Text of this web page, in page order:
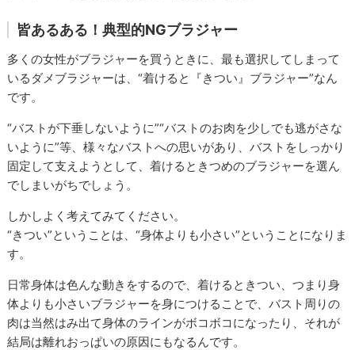
皆あるある！典型的NGブラジャー
多くの女性がブラジャーを買うときに、最も選択してしまって
いるダメブラジャーは、“着けると『きつい』ブラジャー”なん
です。
“バストが下垂しないように”“バストのお肉を少しでも逃がさな
いように”等、様々なバストへの思いがあり、バストをしっかり
固定して支えようとして、着けるときつめのブラジャーを選ん
でしまいがちでしょう。
しかしよく考えてみてください。
“きつい”ということは、“身体よりも小さい”ということになりま
す。
日常身体は色んな動きをするので、着けるときつい、つまり身
体よりも小さいブラジャーを身につけることで、バスト周りの
肉は当然はみ出て身体のラインがボコボコになったり、それが
結局は離れおっぱいの原因にもなるんです。